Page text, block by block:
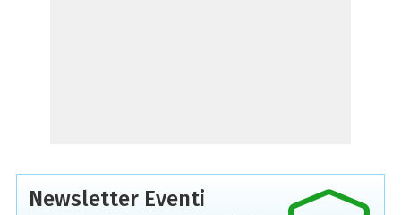
Newsletter Eventi